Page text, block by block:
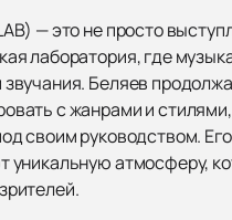
— это не просто
лаборатория, где
Беляев
с жанрами и стилями,
своим руководством.
уникальную атмосферу,